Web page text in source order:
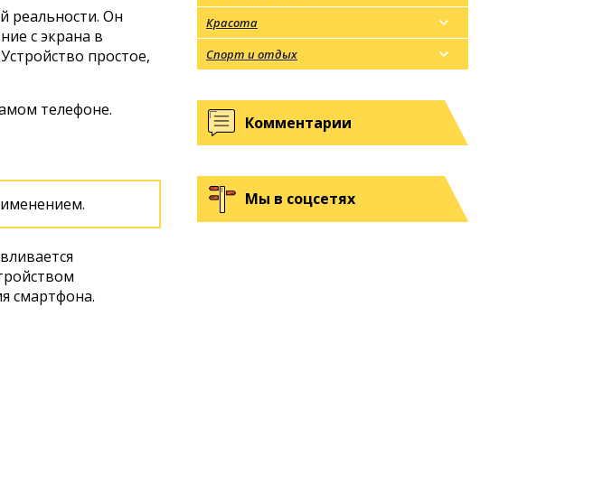
реальности. Он
с экрана в
простое,
телефоне.
смартфона.
Красота
Спорт и отдых
Комментарии
Мы в соцсетях